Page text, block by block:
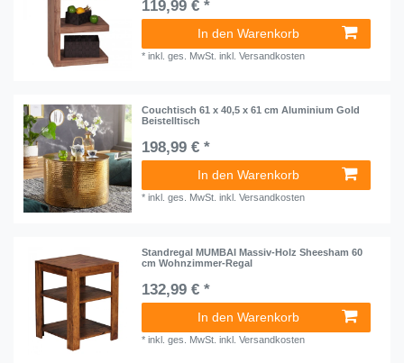
119,99 € *
In den Warenkorb
*inkl. ges. MwSt. inkl.Versandkosten
Couchtisch 61 x 40,5 x 61 cm Aluminium Gold
Beistelltisch
198,99 € *
In den Warenkorb
*inkl. ges. MwSt. inkl.Versandkosten
Standregal MUMBAI Massiv-Holz Sheesham 60
cm Wohnzimmer-Regal
132,99 € *
In den Warenkorb
*inkl. ges. MwSt. inkl.Versandkosten